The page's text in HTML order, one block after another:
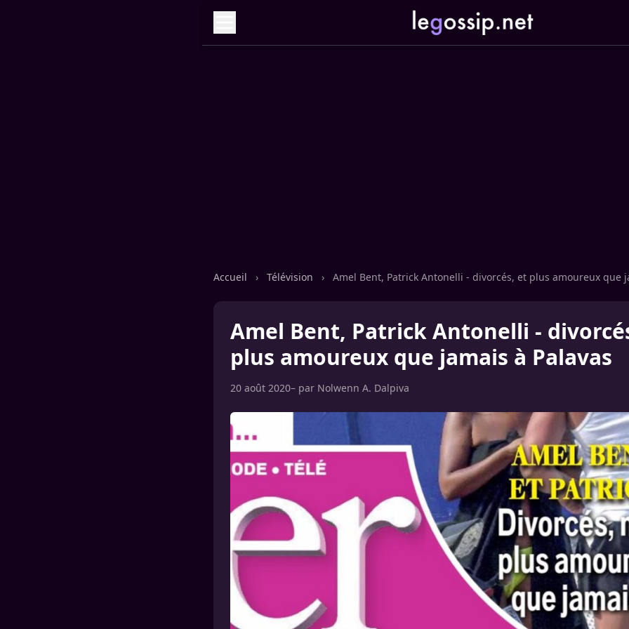
Accueil › Télévision › Amel Bent, Patrick Antonelli - divorcés, et plus amoureux que
Amel Bent, Patrick Antonelli -
plus amoureux que jamais à Palavas
20 août 2020– par Nolwenn A. Dalpiva